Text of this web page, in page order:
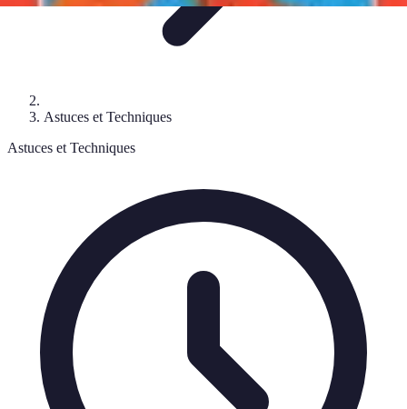
Astuces et Techniques
Astuces et Techniques